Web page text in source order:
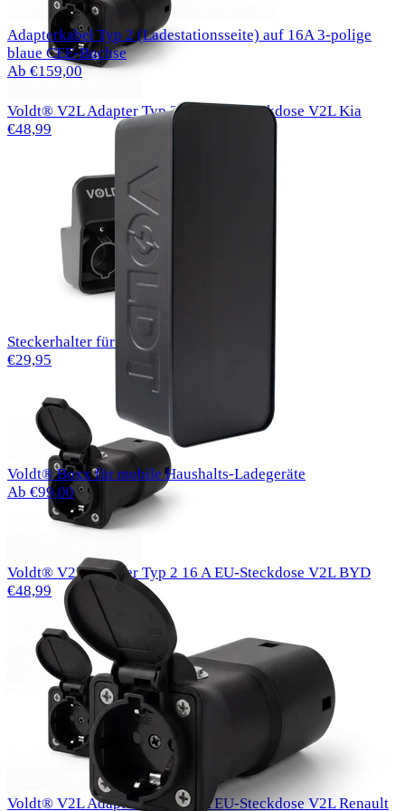
Voldt® V2L Adapter Typ 2 16 A EU-Steckdose V2L Kia
€48,99
Steckerhalter für EV Typ 1-Ladekabel
€29,95
Voldt® V2L Adapter Typ 2 16 A EU-Steckdose V2L BYD
€48,99
Voldt® V2L Adapter Typ 2 16 A EU-Steckdose V2L Renault
Adapterkabel Typ 2 (Ladestationsseite) auf 16A 3-polige
blaue CEE-Buchse
Ab €159,00
Voldt® Boxx für mobile Haushalts-Ladegeräte
Ab €99,00